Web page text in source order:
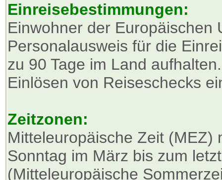
Einreisebestimmungen:
Einwohner der Europäischen
Personalausweis für die
zu 90 Tage im Land
Einlösen von Reiseschecks
Zeitzonen:
Mitteleuropäische Zeit (MEZ)
Sonntag im März bis zum
(Mitteleuropäische